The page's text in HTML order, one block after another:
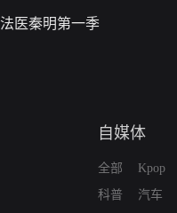
法医秦明第一季
自媒体
全部
科普
Kpop
汽车